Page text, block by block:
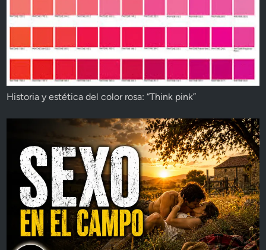
Historia y estética del color rosa: “Think pink”